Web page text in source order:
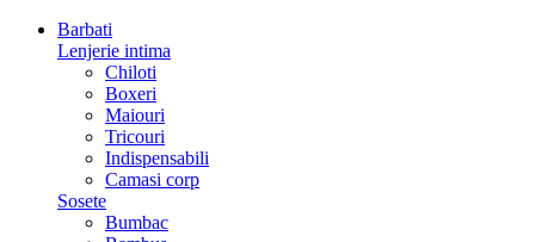
Barbati
Lenjerie intima
Chiloti
Boxeri
Maiouri
Tricouri
Indispensabili
Camasi corp
Sosete
Bumbac